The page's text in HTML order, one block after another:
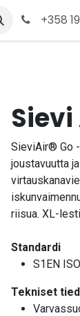
Ota yhteyttä
+358
Sievi
SieviAir® Go
joustavuutta
riisua. XL-
Standardi
S1EN
Tekniset